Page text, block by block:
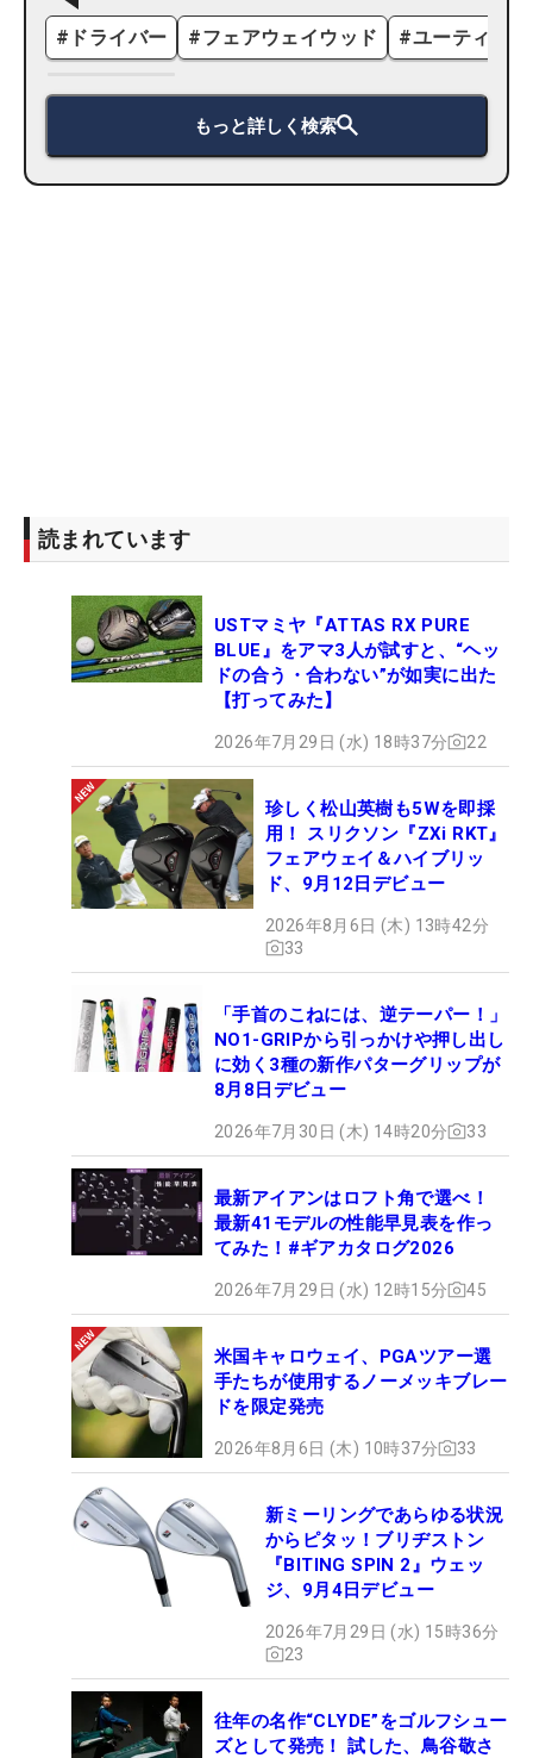
# ドライバー #フェアウェイウッド #ユーティリ
もっと詳しく検索
読まれています
USTマミヤ『ATTAS RX PURE
BLUE』をアマ3人が試すと、“ヘッ
ドの合う・合わない”が如実に出た
【打ってみた】
2026年7月29日 (水) 18時37分 22
珍しく松山英樹も5Wを即採
用！ スリクソン『ZXi RKT』
フェアウェイ＆ハイブリッ
ド、9月12日デビュー
2026年8月6日 (木) 13時42分
33
「手首のこねには、逆テーパー！」
NO1-GRIPから引っかけや押し出し
に効く3種の新作パターグリップが
8月8日デビュー
2026年7月30日 (木) 14時20分 33
最新アイアンはロフト角で選べ！
最新41モデルの性能早見表を作っ
てみた！#ギアカタログ2026
2026年7月29日 (水) 12時15分 45
米国キャロウェイ、PGAツアー選
手たちが使用するノーメッキブレー
ドを限定発売
2026年8月6日 (木) 10時37分 33
新ミーリングであらゆる状況
からピタッ！ブリヂストン
『BITING SPIN 2』ウェッ
ジ、9月4日デビュー
2026年7月29日 (水) 15時36分
23
往年の名作“CLYDE”をゴルフシュー
ズとして発売！ 試した、鳥谷敬さ